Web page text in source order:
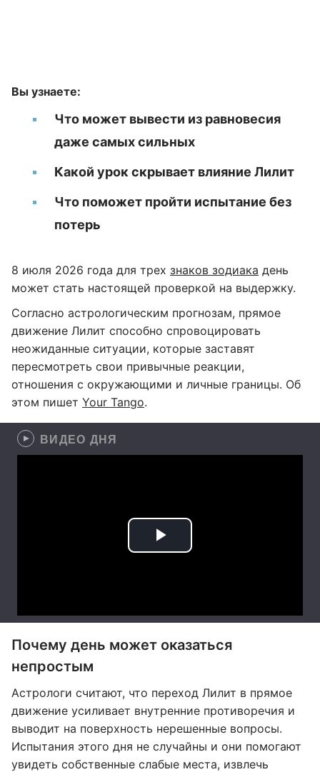
Вы узнаете:
Что может вывести из равновесия
даже самых сильных
Какой урок скрывает влияние Лилит
Что поможет пройти испытание без
потерь
8 июля 2026 года для трех знаков зодиака день
может стать настоящей проверкой на выдержку.
Согласно астрологическим прогнозам, прямое
движение Лилит способно спровоцировать
неожиданные ситуации, которые заставят
пересмотреть свои привычные реакции,
отношения с окружающими и личные границы. Об
этом пишет Your Tango.
ВИДЕО ДНЯ
Почему день может оказаться
непростым
Астрологи считают, что переход Лилит в прямое
движение усиливает внутренние противоречия и
выводит на поверхность нерешенные вопросы.
Испытания этого дня не случайны и они помогают
увидеть собственные слабые места, извлечь